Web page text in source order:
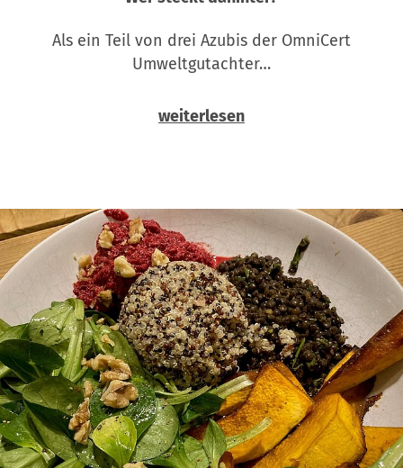
Als ein Teil von drei Azubis der OmniCert
Umweltgutachter…
weiterlesen